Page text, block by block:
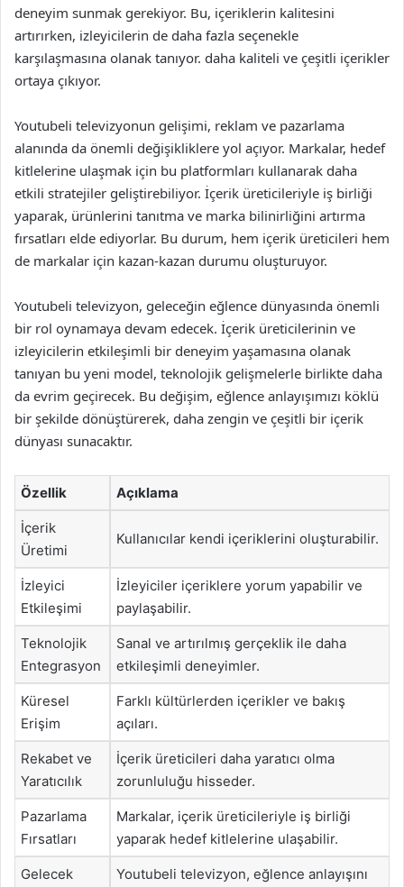
deneyim sunmak gerekiyor. Bu, içeriklerin kalitesini
artırırken, izleyicilerin de daha fazla seçenekle
karşılaşmasına olanak tanıyor. daha kaliteli ve çeşitli içerikler
ortaya çıkıyor.
Youtubeli televizyonun gelişimi, reklam ve pazarlama
alanında da önemli değişikliklere yol açıyor. Markalar, hedef
kitlelerine ulaşmak için bu platformları kullanarak daha
etkili stratejiler geliştirebiliyor. İçerik üreticileriyle iş birliği
yaparak, ürünlerini tanıtma ve marka bilinirliğini artırma
fırsatları elde ediyorlar. Bu durum, hem içerik üreticileri hem
de markalar için kazan-kazan durumu oluşturuyor.
Youtubeli televizyon, geleceğin eğlence dünyasında önemli
bir rol oynamaya devam edecek. İçerik üreticilerinin ve
izleyicilerin etkileşimli bir deneyim yaşamasına olanak
tanıyan bu yeni model, teknolojik gelişmelerle birlikte daha
da evrim geçirecek. Bu değişim, eğlence anlayışımızı köklü
bir şekilde dönüştürerek, daha zengin ve çeşitli bir içerik
dünyası sunacaktır.
Özellik Açıklama
İçerik
Üretimi
Kullanıcılar kendi içeriklerini oluşturabilir.
İzleyici
Etkileşimi
İzleyiciler içeriklere yorum yapabilir ve
paylaşabilir.
Teknolojik
Entegrasyon
Sanal ve artırılmış gerçeklik ile daha
etkileşimli deneyimler.
Küresel
Erişim
Farklı kültürlerden içerikler ve bakış
açıları.
Rekabet ve
Yaratıcılık
İçerik üreticileri daha yaratıcı olma
zorunluluğu hisseder.
Pazarlama
Fırsatları
Markalar, içerik üreticileriyle iş birliği
yaparak hedef kitlelerine ulaşabilir.
Gelecek
Youtubeli televizyon, eğlence anlayışını